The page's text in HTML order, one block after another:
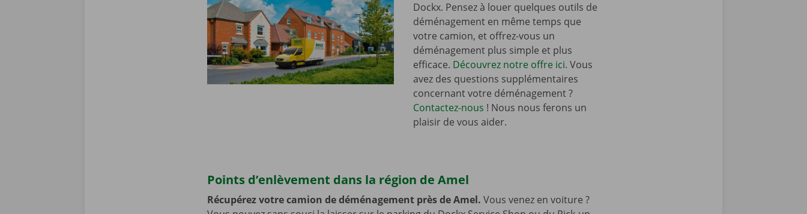
Dockx. Pensez à louer quelques outils de
déménagement en même temps que
votre camion, et offrez-vous un
déménagement plus simple et plus
efficace. Découvrez notre offre ici. Vous
avez des questions supplémentaires
concernant votre déménagement ?
Contactez-nous ! Nous nous ferons un
plaisir de vous aider.
Points d’enlèvement dans la région de Amel
Récupérez votre camion de déménagement près de Amel. Vous venez en voiture ?